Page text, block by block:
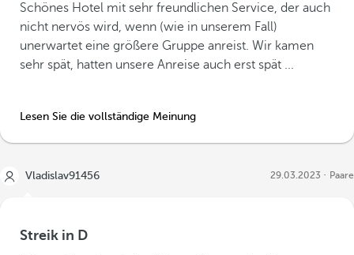
Schönes Hotel mit sehr freundlichen Service, der auch
nicht nervös wird, wenn (wie in unserem Fall)
unerwartet eine größere Gruppe anreist. Wir kamen
sehr spät, hatten unsere Anreise auch erst spät ...
Lesen Sie die vollständige Meinung
Vladislav91456 29.03.2023 Paare
Streik in D